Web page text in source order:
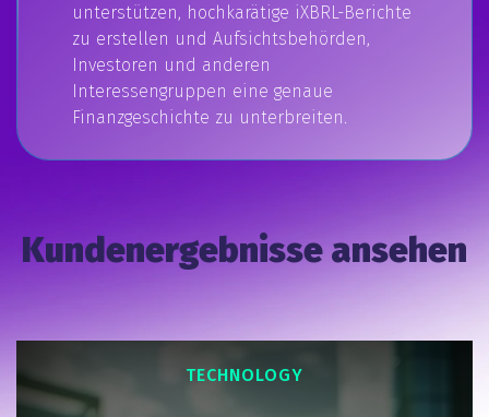
unterstützen, hochkarätige iXBRL-Berichte
zu erstellen und Aufsichtsbehörden,
Investoren und anderen
Interessengruppen eine genaue
Finanzgeschichte zu unterbreiten.​​​​
Kundenergebnisse ansehen
TECHNOLOGY